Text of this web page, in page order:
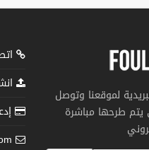
لموقعنا وتوصل
يتم طرحها مباشرة